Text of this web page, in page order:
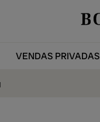
VENDASPRIVADAS